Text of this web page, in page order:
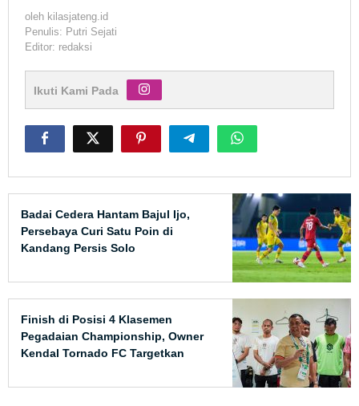
oleh kilasjateng.id
Penulis: Putri Sejati
Editor: redaksi
Ikuti Kami Pada
Badai Cedera Hantam Bajul Ijo,
Persebaya Curi Satu Poin di
Kandang Persis Solo
Finish di Posisi 4 Klasemen
Pegadaian Championship, Owner
Kendal Tornado FC Targetkan